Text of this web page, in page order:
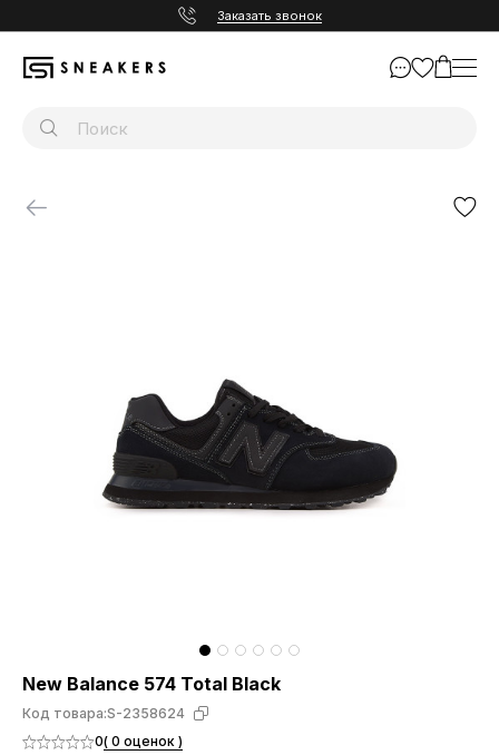
Заказать звонок
New Balance 574 Total Black
Код товара:S-2358624
0( 0 оценок )